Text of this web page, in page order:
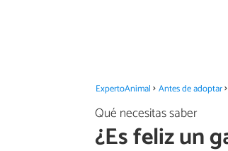
ExpertoAnimal Antes de adoptar
Qué necesitas saber
¿Es feliz un